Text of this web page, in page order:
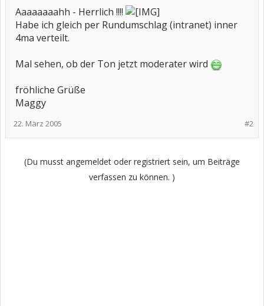
Aaaaaaaahh - Herrlich !!!!
Habe ich gleich per Rundumschlag (intranet) inner
4ma verteilt.
Mal sehen, ob der Ton jetzt moderater wird
fröhliche Grüße
Maggy
#2
22. März 2005
(Du musst angemeldet oder registriert sein, um Beiträge
verfassen zu können. )